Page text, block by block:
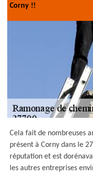
Corny !!
Cela fait de nombreuses
présent à Corny dans le
réputation et est
les autres entreprises